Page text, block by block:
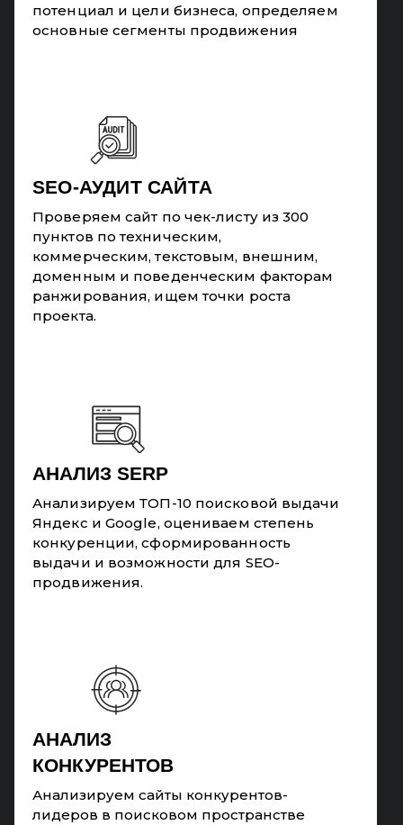
потенциал и цели бизнеса, определяем
основные сегменты продвижения
SEO-АУДИТ САЙТА
Проверяем сайт по чек-листу из 300
пунктов по техническим,
коммерческим, текстовым, внешним,
доменным и поведенческим факторам
ранжирования, ищем точки роста
проекта.
АНАЛИЗ
КОНКУРЕНТОВ
Анализируем сайты конкурентов-
лидеров в поисковом пространстве
АНАЛИЗ SERP
Анализируем ТОП-10 поисковой выдачи
Яндекс и Google, оцениваем степень
конкуренции, сформированность
выдачи и возможности для SEO-
продвижения.